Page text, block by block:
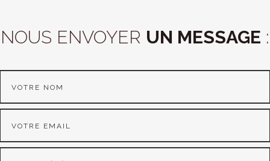
NOUS ENVOYER UN MESSAGE :